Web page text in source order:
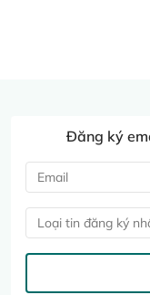
Đăng ký
Loại tin đăng ký